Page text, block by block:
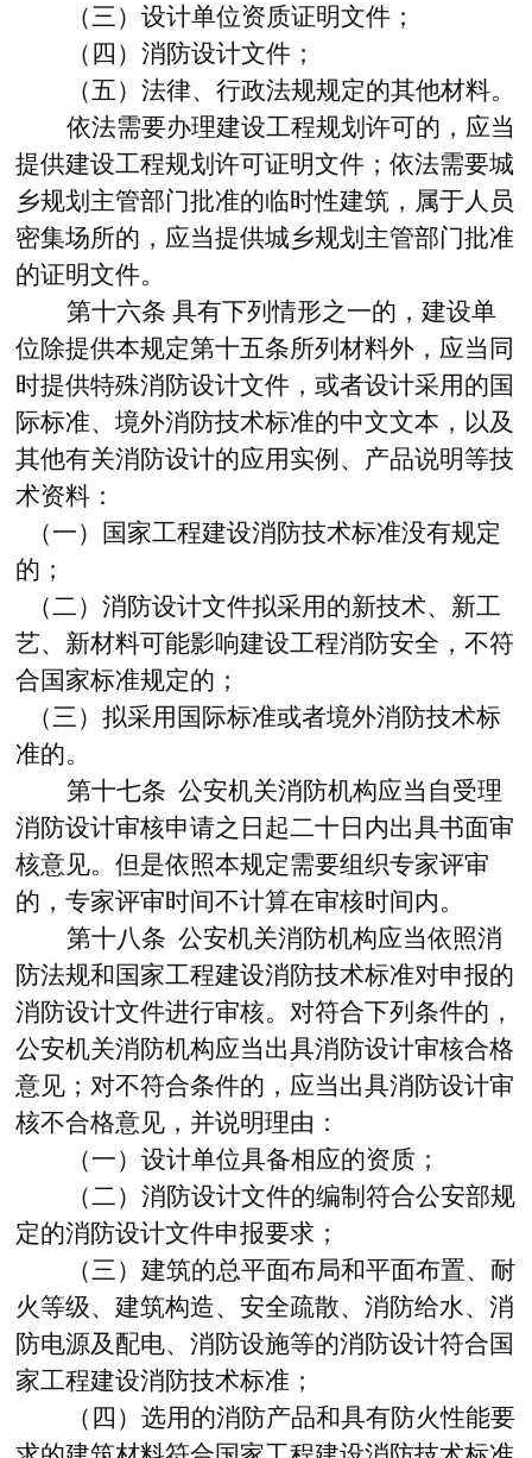
（三）设计单位资质证明文件；
（四）消防设计文件；
（五）法律、行政法规规定的其他材料。
依法需要办理建设工程规划许可的，应当
提供建设工程规划许可证明文件；依法需要城
乡规划主管部门批准的临时性建筑，属于人员
密集场所的，应当提供城乡规划主管部门批准
的证明文件。
第十六条 具有下列情形之一的，建设单
位除提供本规定第十五条所列材料外，应当同
时提供特殊消防设计文件，或者设计采用的国
际标准、境外消防技术标准的中文文本，以及
其他有关消防设计的应用实例、产品说明等技
术资料：
（一）国家工程建设消防技术标准没有规定
的；
（二）消防设计文件拟采用的新技术、新工
艺、新材料可能影响建设工程消防安全，不符
合国家标准规定的；
（三）拟采用国际标准或者境外消防技术标
准的。
第十七条 公安机关消防机构应当自受理
消防设计审核申请之日起二十日内出具书面审
核意见。但是依照本规定需要组织专家评审
的，专家评审时间不计算在审核时间内。
第十八条 公安机关消防机构应当依照消
防法规和国家工程建设消防技术标准对申报的
消防设计文件进行审核。对符合下列条件的，
公安机关消防机构应当出具消防设计审核合格
意见；对不符合条件的，应当出具消防设计审
核不合格意见，并说明理由：
（一）设计单位具备相应的资质；
（二）消防设计文件的编制符合公安部规
定的消防设计文件申报要求；
（三）建筑的总平面布局和平面布置、耐
火等级、建筑构造、安全疏散、消防给水、消
防电源及配电、消防设施等的消防设计符合国
家工程建设消防技术标准；
（四）选用的消防产品和具有防火性能要